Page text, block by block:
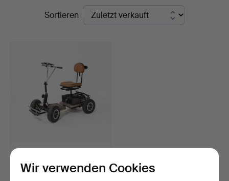
EndpreiseSortieren
Jahrhundert.
Beendet 25. Mai 2026
Wir verwenden Cookies